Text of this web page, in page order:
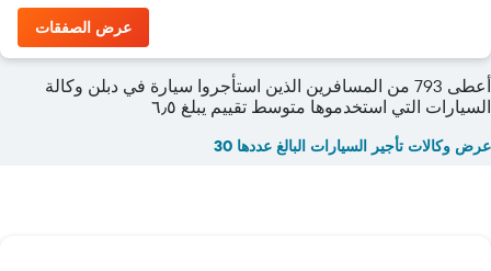
عرض الصفقات
أعطى 793 من المسافرين الذين استأجروا سيارة في دبلن وكالة
السيارات التي استخدموها متوسط تقييم يبلغ ٦٫٥
عرض وكالات تأجير السيارات البالغ عددها 30